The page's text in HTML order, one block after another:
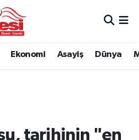
Ekonomi Asayiş Dünya
tarihinin "en
Durumu